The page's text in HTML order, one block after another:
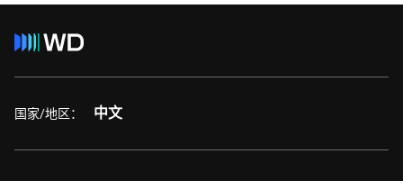
国家/地区： 中文